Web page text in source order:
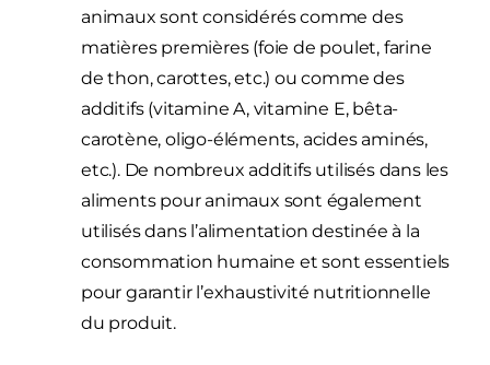
animaux sont considérés comme des
matières premières (foie de poulet, farine
de thon, carottes, etc.) ou comme des
additifs (vitamine A, vitamine E, bêta-
carotène, oligo-éléments, acides aminés,
etc.). De nombreux additifs utilisés dans les
aliments pour animaux sont également
utilisés dans l’alimentation destinée à la
consommation humaine et sont essentiels
pour garantir l’exhaustivité nutritionnelle
du produit.